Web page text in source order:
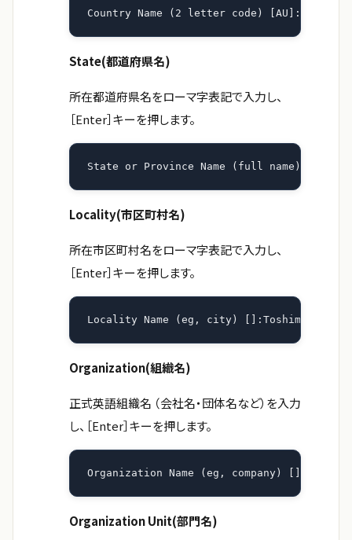
Country Name (2 letter code) [AU]:JP
State(都道府県名)
所在都道府県名をローマ字表記で入力し、
［Enter］キーを押します。
State or Province Name (full name)
Locality(市区町村名)
所在市区町村名をローマ字表記で入力し、
［Enter］キーを押します。
Locality Name (eg, city) []:Toshima-ku
Organization(組織名)
正式英語組織名 （会社名・団体名など）を入力
し、［Enter］キーを押します。
Organization Name (eg, company)
Organization Unit(部門名)